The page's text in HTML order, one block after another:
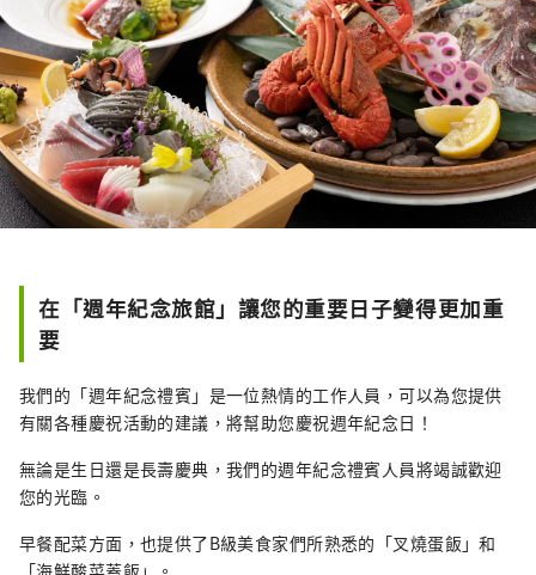
在「週年紀念旅館」讓您的重要日子變得更加重
要
我們的「週年紀念禮賓」是一位熱情的工作人員，可以為您提供
有關各種慶祝活動的建議，將幫助您慶祝週年紀念日！
無論是生日還是長壽慶典，我們的週年紀念禮賓人員將竭誠歡迎
您的光臨。
早餐配菜方面，也提供了B級美食家們所熟悉的「叉燒蛋飯」和
「海鮮酸菜蓋飯」。